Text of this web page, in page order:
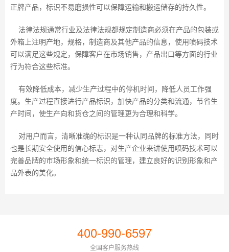
正牌产品，标识不易磨损性可以保障运输和搬运储存的持久性。
法律法规通常行业及法律法规都规定制造商必须在产品的包装或
外箱上注明产地，规格，制造商及其他产品的信息，使用喷码技术
可以满足这些规定，保障客户在市场销售，产品出口等方面的行业
行为符合这些标准。
有效降低成本，减少生产过程中的停机时间，降低人员工作强
度。生产过程直接进行产品标识，加快产品的分类和流通，节省生
产时间，使生产向和货仓之间的管理更为合理和科学。
对用户而言，清晰准确的标识是一种认同品牌的标准方法，同时
也是长期安全使用的信心标志，对生产企业来讲使用喷码技术可以
完善品牌的市场形象和统一标识的管理，建立良好的识别形象和产
品外表的美化。
400-990-6597
全国客户服务热线